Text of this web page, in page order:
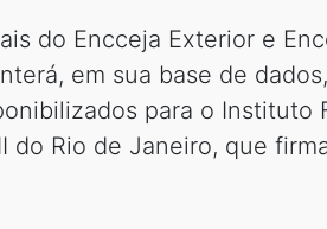
do Encceja Exterior e
em sua base de
para o
do Rio de Janeiro, que